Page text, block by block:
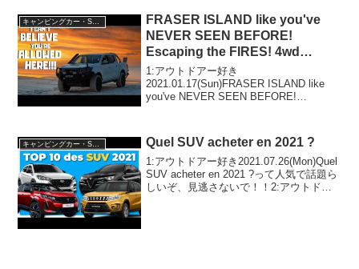
リーGTって人気で話題らしい...
キャンピングカー・SUV人気車種
FRASER ISLAND like you've
NEVER SEEN BEFORE!
Escaping the FIRES! 4wd
overland Nissan Navara 2020
4wd
1:アウトドアー好き
2021.01.17(Sun)FRASER ISLAND like
you've NEVER SEEN BEFORE!
Quel SUV acheter en 2021 ?
1:アウトドアー好き2021.07.26(Mon)Quel
SUV acheter en 2021 ?って人気で話題ら
しいぞ、見逃さないで！！2:アウトドア